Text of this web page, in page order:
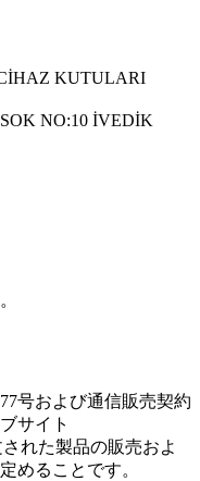
KUTULARI
NO:10 İVEDİK
号および通信販売契約
サイト
れた製品の販売およ
めることです。